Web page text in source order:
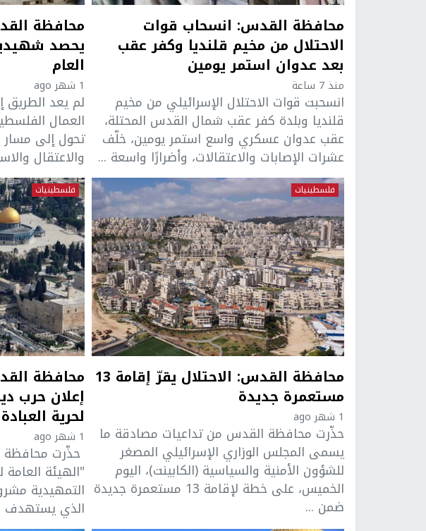
محافظة القدس: انسحاب قوات
الاحتلال من مخيم قلنديا وكفر عقب
بعد عدوان استمر يومين
منذ 7 ساعة
انسحبت قوات الاحتلال الإسرائيلي من مخيم
قلنديا وبلدة كفر عقب شمال القدس المحتلة،
عقب عدوان عسكري واسع استمر يومين، خلّف
عشرات الإصابات والاعتقالات، وأضرارًا واسعة ...
محافظة
العام
1 شهر ago
لم يعد الطريق
العمال
تحول إلى مسار
والاعتقال
فلسطينيات
محافظة القدس: الاحتلال يقرّ إقامة 13
مستعمرة جديدة
1 شهر ago
حذّرت محافظة القدس من تداعيات مصادقة ما
يسمى المجلس الوزاري الإسرائيلي المصغر
للشؤون الأمنية والسياسية (الكابينت)، اليوم
الخميس، على خطة لإقامة 13 مستعمرة جديدة
ضمن ...
فلسطينيات
محافظة
إعلان حرب
لحرية العبادة
1 شهر ago
حذّرت محافظة
"الهيئة العامة
التمهيدية
الذي يستهدف